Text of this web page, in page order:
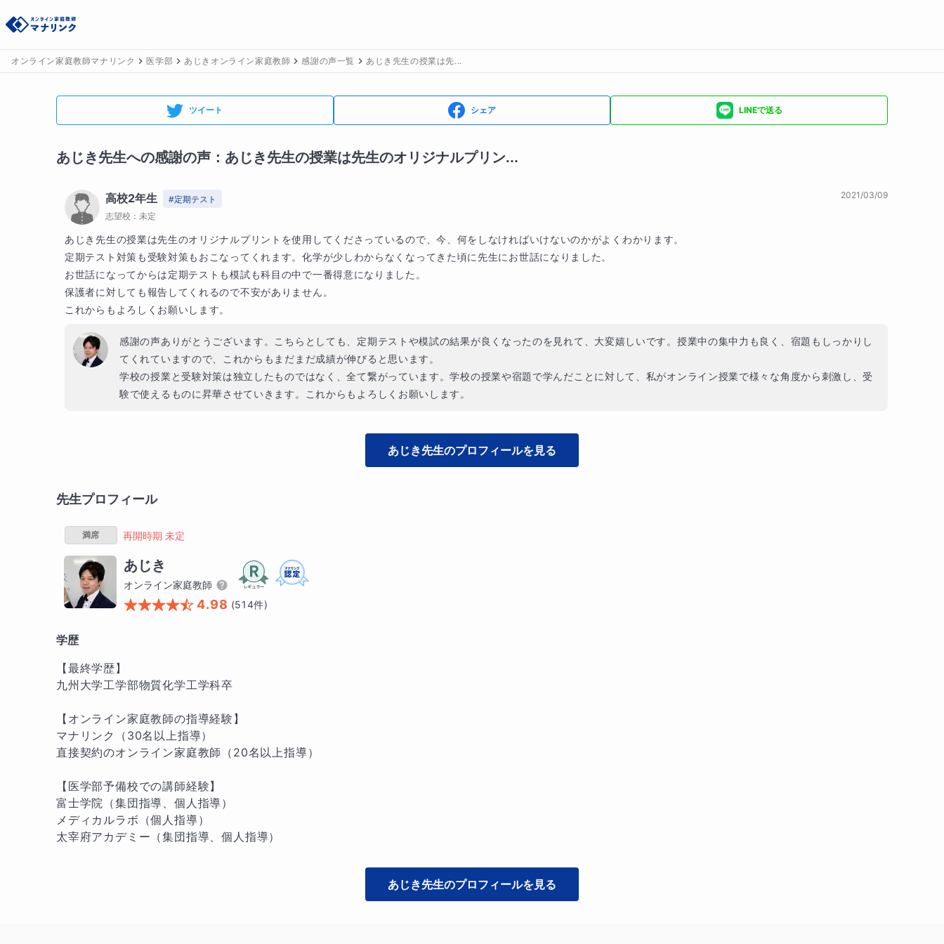
オンライン家庭教師マナリンク 医学部 あじきオンライン家庭教師 感謝の声一覧 あじき先生の授業は先...
ツイート シェア LINEで送る
あじき先生への感謝の声： あじき先生の授業は先生のオリジナルプリン...
高校2年生 #定期テスト
志望校： 未定
2021/03/09
あじき先生の授業は先生のオリジナルプリントを使用してくださっているので、今、何をしなければいけないのかがよくわかります。
定期テスト対策も受験対策もおこなってくれます。化学が少しわからなくなってきた頃に先生にお世話になりました。
お世話になってからは定期テストも模試も科目の中で一番得意になりました。
保護者に対しても報告してくれるので不安がありません。
これからもよろしくお願いします。
感謝の声ありがとうございます。こちらとしても、定期テストや模試の結果が良くなったのを見れて、大変嬉しいです。授業中の集中力も良く、宿題もしっかりし
てくれていますので、これからもまだまだ成績が伸びると思います。
学校の授業と受験対策は独立したものではなく、全て繋がっています。学校の授業や宿題で学んだことに対して、私がオンライン授業で様々な角度から刺激し、受
験で使えるものに昇華させていきます。これからもよろしくお願いします。
あじき先生のプロフィールを見る
先生プロフィール
満席 再開時期 未定
あじき
オンライン家庭教師
4.98 (514件)
学歴
【最終学歴】
九州大学工学部物質化学工学科卒
【オンライン家庭教師の指導経験】
マナリンク（30名以上指導）
直接契約のオンライン家庭教師（20名以上指導）
【医学部予備校での講師経験】
富士学院（集団指導、個人指導）
メディカルラボ（個人指導）
太宰府アカデミー（集団指導、個人指導）
あじき先生のプロフィールを見る